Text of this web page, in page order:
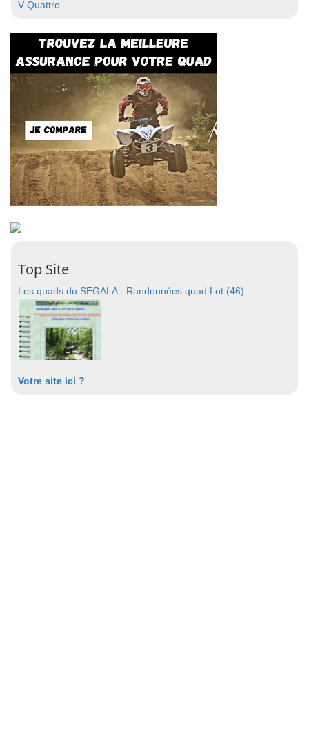
V Quattro
Top Site
Les quads du SEGALA - Randonnées quad Lot (46)
Votre site ici ?